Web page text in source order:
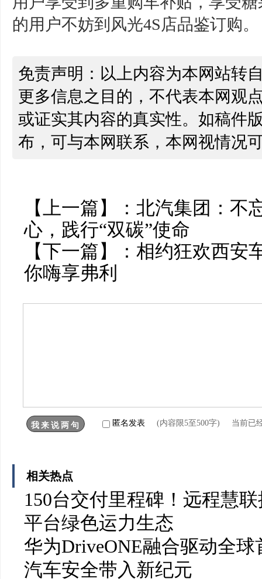
的用户不妨到风光4S店品鉴订购。
免责声明：以上内容为本网站转
更多信息之目的，不代表本网观
或证实其内容的真实性。如稿件
布，可与本网联系，本网视情况
【上一篇】： 北汽集团：不
心，践行“双碳”使命
【下一篇】： 相约狂欢西安
你嗨享弗利
匿名发表 (内容限5至500字) 当前已
相关热点
150台交付里程碑！远程慧
平台绿色运力生态
华为DriveONE融合驱动全
汽车安全带入新纪元